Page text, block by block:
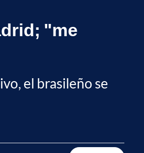
"me
el brasileño se